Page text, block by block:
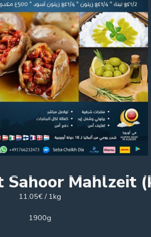
Sahoor Mahlzeit
11.05€ / 1kg
1900g